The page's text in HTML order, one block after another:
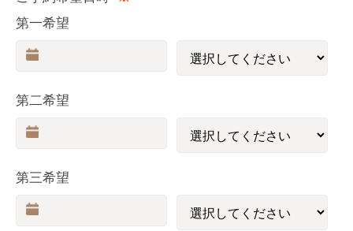
第一希望
第二希望
第三希望